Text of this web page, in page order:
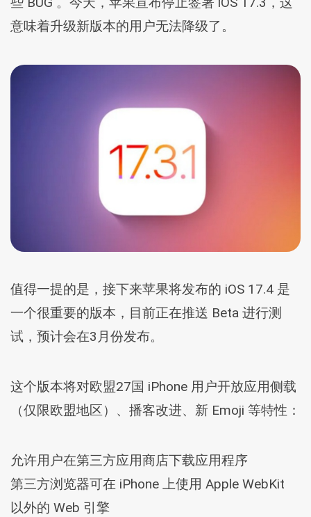
意味着升级新版本的用户无法降级了。
值得一提的是，接下来苹果将发布的 iOS 17.4 是
一个很重要的版本，目前正在推送 Beta 进行测
试，预计会在3月份发布。
这个版本将对欧盟27国 iPhone 用户开放应用侧载
（仅限欧盟地区）、播客改进、新 Emoji 等特性：
允许用户在第三方应用商店下载应用程序
第三方浏览器可在 iPhone 上使用 Apple WebKit
以外的 Web 引擎